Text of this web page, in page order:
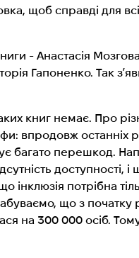
щоб справді для
- Анастасія
Гапоненко. Так
книг немає. Про
впродовж останніх
багато перешкод.
доступності,
потрібна
що з початку
на 300 000 осіб.